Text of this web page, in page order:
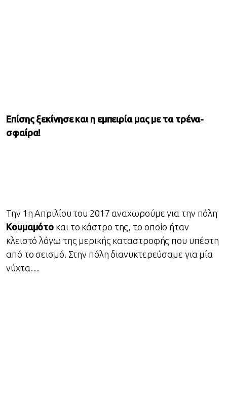
Επίσης ξεκίνησε και η εμπειρία μας με τα τρένα-
σφαίρα!
Την 1η Απριλίου του 2017 αναχωρούμε για την πόλη
Κουμαμότο και το κάστρο της, το οποίο ήταν
κλειστό λόγω της μερικής καταστροφής που υπέστη
από το σεισμό. Στην πόλη διανυκτερεύσαμε για μία
νύχτα…